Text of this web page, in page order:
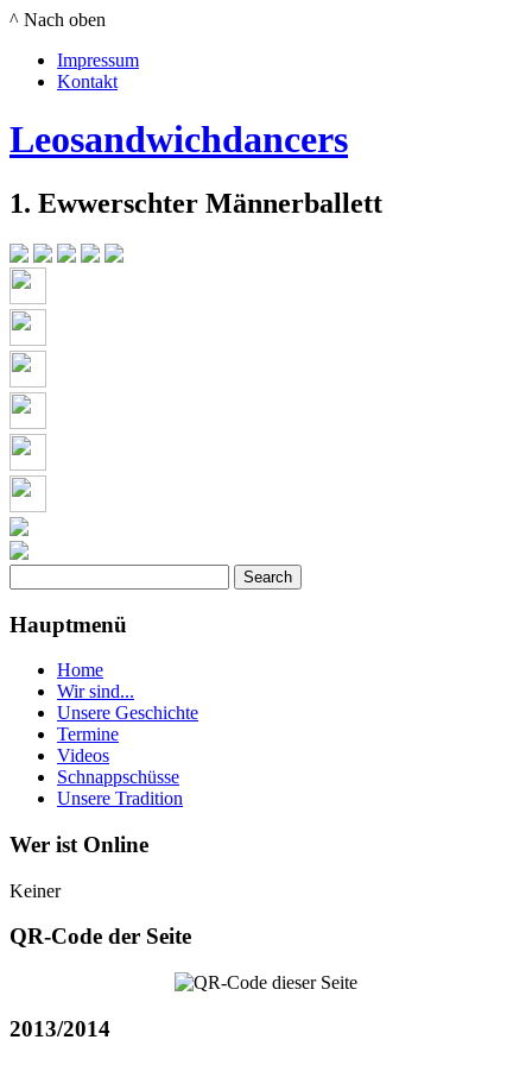
^ Nach oben
Impressum
Kontakt
Leosandwichdancers
1. Ewwerschter Männerballett
Hauptmenü
Home
Wir sind...
Unsere Geschichte
Termine
Videos
Schnappschüsse
Unsere Tradition
Wer ist Online
Keiner
QR-Code der Seite
2013/2014